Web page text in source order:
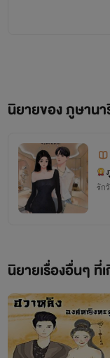
Professional
สำหรับทุกคนแล้ว ต้
เข้ามาสนุกกับเกม
เพื่อนที่เคยรู้จัก เข้
แต่สำหรับฉัน “แอล
“เฮ้ย! นี่มันอะไ
แอลที่เดินแก้ผ้า เดินเ
ครั้งแรกที่พบเห็น กรุ๊
นักเขียนโนเนม เขียนนิยายสา
((((ตอนนี้มีอยู่หลา
1.เหม่ยป๋าย…เพ
2.เหม่ยป๋าย…เพ
นิยายของ ภูษานา
รัก
นิยายเรื่องอื่นๆ ที่